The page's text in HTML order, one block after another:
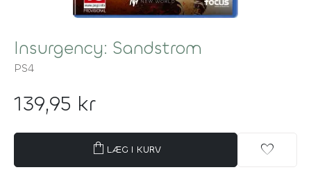
Insurgency: Sandstrom
PS4
139,95 kr
shopping_bag LÆG I KURV favorite